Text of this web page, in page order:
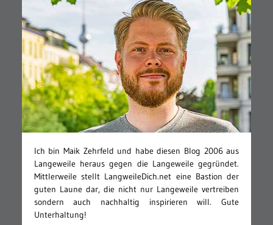
Ich bin Maik Zehrfeld und habe diesen Blog 2006 aus
Langeweile heraus gegen die Langeweile gegründet.
Mittlerweile stellt LangweileDich.net eine Bastion der
guten Laune dar, die nicht nur Langeweile vertreiben
sondern auch nachhaltig inspirieren will. Gute
Unterhaltung!